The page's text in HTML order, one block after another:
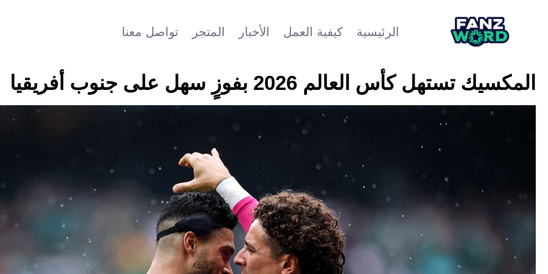
الرئيسية كيفية العمل الأخبار المتجر تواصل معنا
المكسيك تستهل كأس العالم 2026 بفوزٍ سهل على جنوب أفريقيا